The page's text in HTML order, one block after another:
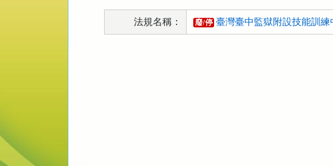
法規名稱： 廢/停 臺灣臺中監獄附設技能訓